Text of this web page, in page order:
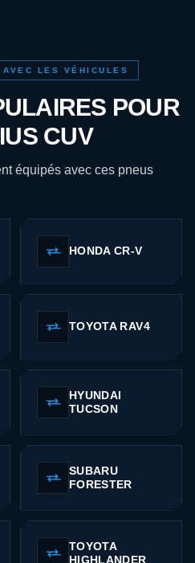
LES VÉHICULES
POUR
CUV
équipés avec ces pneus
HONDA CR-V
TOYOTA RAV4
HYUNDAI
TUCSON
SUBARU
FORESTER
TOYOTA
HIGHLANDER